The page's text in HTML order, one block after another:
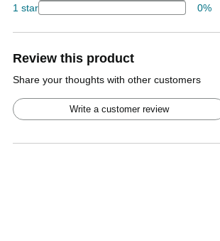
1 star
0%
Review this product
Share your thoughts with other customers
Write a customer review